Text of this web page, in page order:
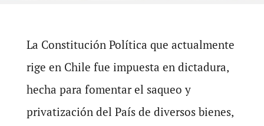
La Constitución Política que actualmente
rige en Chile fue impuesta en dictadura,
hecha para fomentar el saqueo y
privatización del País de diversos bienes,